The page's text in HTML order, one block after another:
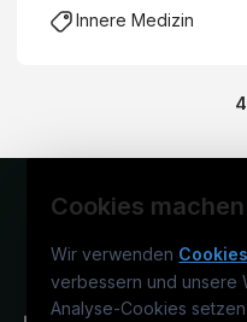
Innere Medizin
4
Cookies
Wir verwenden Cookies
verbessern und unsere
Analyse-Cookies